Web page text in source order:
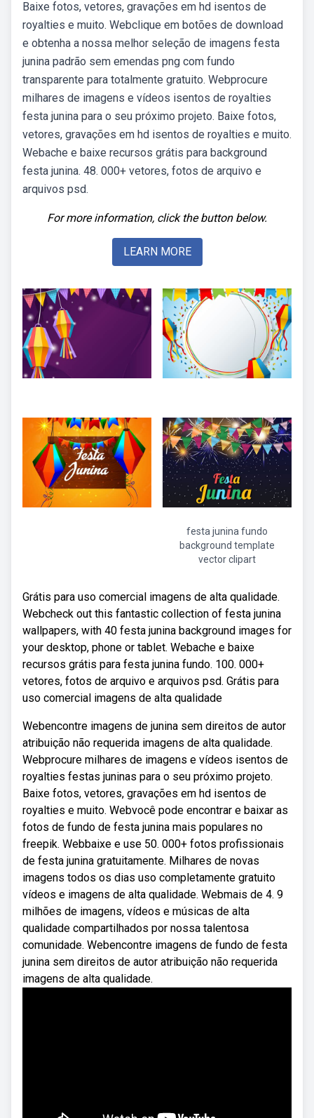
Baixe fotos, vetores, gravações em hd isentos de
royalties e muito. Webclique em botões de download
e obtenha a nossa melhor seleção de imagens festa
junina padrão sem emendas png com fundo
transparente para totalmente gratuito. Webprocure
milhares de imagens e vídeos isentos de royalties
festa junina para o seu próximo projeto. Baixe fotos,
vetores, gravações em hd isentos de royalties e muito.
Webache e baixe recursos grátis para background
festa junina. 48. 000+ vetores, fotos de arquivo e
arquivos psd.
For more information, click the button below.
LEARN MORE
festa junina fundo
background template
vector clipart
Grátis para uso comercial imagens de alta qualidade.
Webcheck out this fantastic collection of festa junina
wallpapers, with 40 festa junina background images for
your desktop, phone or tablet. Webache e baixe
recursos grátis para festa junina fundo. 100. 000+
vetores, fotos de arquivo e arquivos psd. Grátis para
uso comercial imagens de alta qualidade
Webencontre imagens de junina sem direitos de autor
atribuição não requerida imagens de alta qualidade.
Webprocure milhares de imagens e vídeos isentos de
royalties festas juninas para o seu próximo projeto.
Baixe fotos, vetores, gravações em hd isentos de
royalties e muito. Webvocê pode encontrar e baixar as
fotos de fundo de festa junina mais populares no
freepik. Webbaixe e use 50. 000+ fotos profissionais
de festa junina gratuitamente. Milhares de novas
imagens todos os dias uso completamente gratuito
vídeos e imagens de alta qualidade. Webmais de 4. 9
milhões de imagens, vídeos e músicas de alta
qualidade compartilhados por nossa talentosa
comunidade. Webencontre imagens de fundo de festa
junina sem direitos de autor atribuição não requerida
imagens de alta qualidade.